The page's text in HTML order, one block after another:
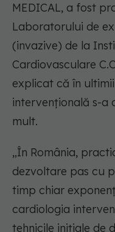
MEDICAL, a fost
Laboratorului de
(invazive) de la
Cardiovasculare
explicat că în
intervențională s-a
mult.
„În România,
dezvoltare pas cu
timp chiar
cardiologia
tehnicile inițiale de